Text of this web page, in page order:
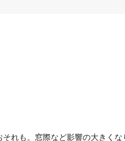
れも。窓際など影響の大きく